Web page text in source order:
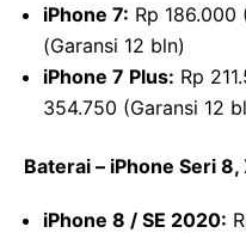
iPhone 7: Rp 186.000
(Garansi 12 bln)
iPhone 7 Plus: Rp
354.750 (Garansi 12
Baterai – iPhone Seri 8,
iPhone 8 / SE 2020: